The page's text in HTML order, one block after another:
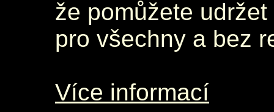
že pomůžete
pro všechny a bez
Více informací